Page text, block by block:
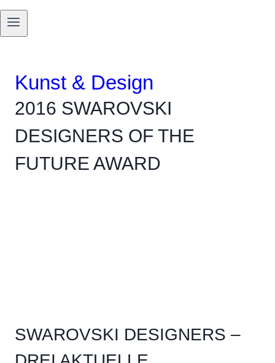
Kunst & Design
2016 SWAROVSKI
DESIGNERS OF THE
FUTURE AWARD
SWAROVSKI DESIGNERS –